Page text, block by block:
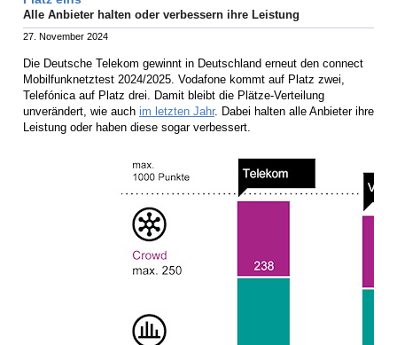
Alle Anbieter halten oder verbessern ihre Leistung
27. November 2024
Die Deutsche Telekom gewinnt in Deutschland erneut den connect
Mobilfunknetztest 2024/2025. Vodafone kommt auf Platz zwei,
Telefónica auf Platz drei. Damit bleibt die Plätze-Verteilung
unverändert, wie auch im letzten Jahr. Dabei halten alle Anbieter ihre
Leistung oder haben diese sogar verbessert.